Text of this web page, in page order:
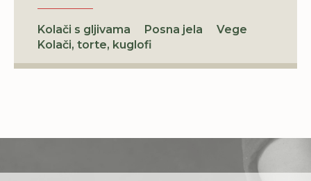
Kolači s gljivama Posna jela
Vege
Kolači, torte, kuglofi